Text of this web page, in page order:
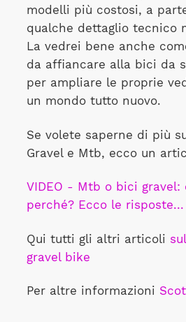
modelli più costosi, a
qualche dettaglio tecnico
La vedrei bene anche
da affiancare alla bici da
per ampliare le proprie
un mondo tutto nuovo.
Se volete saperne di più
Gravel e Mtb, ecco un
VIDEO - Mtb o bici gravel:
perché? Ecco le risposte...
Qui tutti gli altri articoli
gravel bike
Per altre informazioni